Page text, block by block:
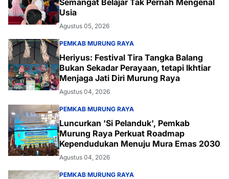
Usia
Agustus 05, 2026
PEMKAB MURUNG RAYA
Heriyus: Festival Tira Tangka Balang
Bukan Sekadar Perayaan, tetapi Ikhtiar
Menjaga Jati Diri Murung Raya
Agustus 04, 2026
PEMKAB MURUNG RAYA
Luncurkan 'Si Pelanduk', Pemkab
Murung Raya Perkuat Roadmap
Kependudukan Menuju Mura Emas 2030
Agustus 04, 2026
PEMKAB MURUNG RAYA